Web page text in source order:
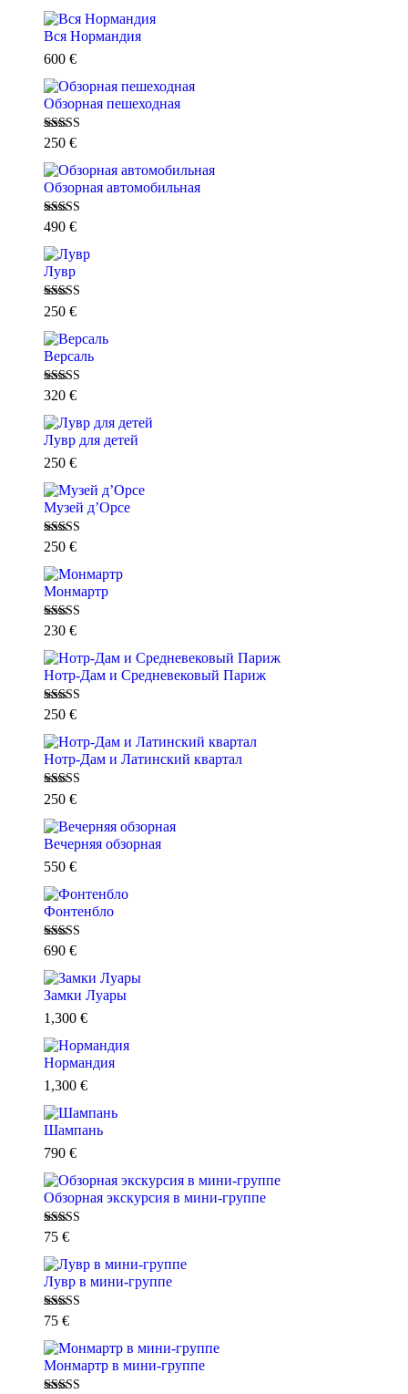
Вся Нормандия
600 €
Обзорная пешеходная
Оценка
250 €
Обзорная автомобильная
Оценка
490 €
Лувр
Оценка
250 €
Версаль
Оценка
320 €
Лувр для детей
250 €
Музей д’Орсе
Оценка
250 €
Монмартр
Оценка
230 €
Нотр-Дам и Средневековый Париж
Оценка
250 €
Нотр-Дам и Латинский квартал
Оценка
250 €
Вечерняя обзорная
550 €
Фонтенбло
Оценка
690 €
Замки Луары
1,300 €
Нормандия
1,300 €
Шампань
790 €
Обзорная экскурсия в мини-группе
Оценка
75 €
Лувр в мини-группе
Оценка
75 €
Монмартр в мини-группе